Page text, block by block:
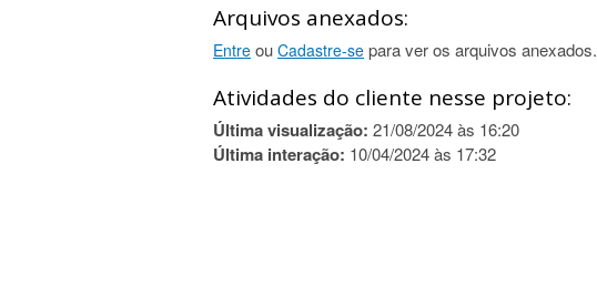
Arquivos anexados:
Entre ou Cadastre-se para ver os arquivos anexados.
Atividades do cliente nesse projeto:
Última visualização: 21/08/2024 às 16:20
Última interação: 10/04/2024 às 17:32